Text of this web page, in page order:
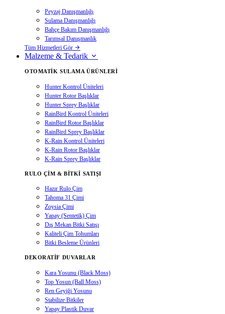
Peyzaj Danışmanlığı
Sulama Danışmanlığı
Bahçe Bakım Danışmanlığı
Tarımsal Danışmanlık
Tüm Hizmetleri Gör
Malzeme & Tedarik
OTOMATIK SULAMA ÜRÜNLERI
Hunter Kontrol Üniteleri
Hunter Rotor Başlıklar
Hunter Sprey Başlıklar
RainBird Kontrol Üniteleri
RainBird Rotor Başlıklar
RainBird Sprey Başlıklar
K-Rain Kontrol Üniteleri
K-Rain Rotor Başlıklar
K-Rain Sprey Başlıklar
RULO ÇIM & BITKI SATIŞI
Hazır Rulo Çim
Tahoma 31 Çimi
Zoysia Çimi
Yapay (Sentetik) Çim
Dış Mekan Bitki Satışı
Kaliteli Çim Tohumları
Bitki Besleme Ürünleri
DEKORATIF DUVARLAR
Kara Yosunu (Black Moss)
Top Yosun (Ball Moss)
Ren Geyiği Yosunu
Stabilize Bitkiler
Yapay Plastik Duvar